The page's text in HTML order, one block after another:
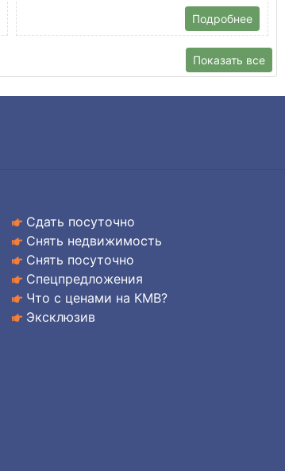
Подробнее
Показать все
Сдать посуточно
Снять недвижимость
Снять посуточно
Спецпредложения
Что с ценами на КМВ?
Эксклюзив